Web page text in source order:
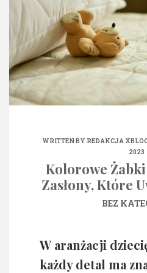
WRITTEN BY REDAKCJA
2023
Kolorowe
Zasłony, Które
BEZ
W aranżacji
każdy detal ma